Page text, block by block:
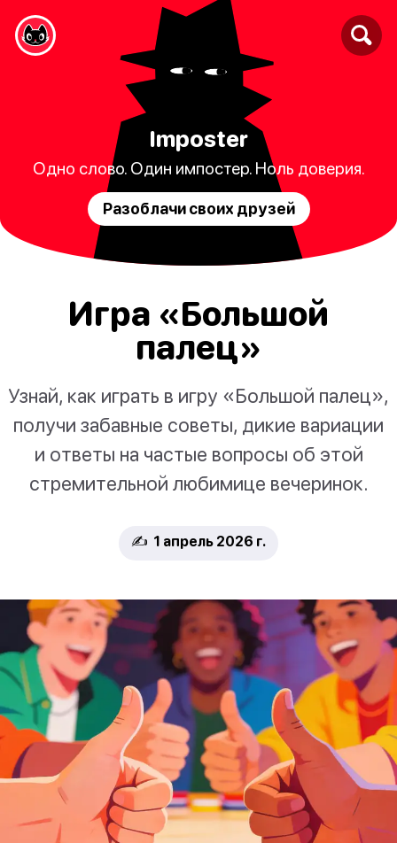
Imposter
Одно слово. Один импостер. Ноль доверия.
Разоблачи своих друзей
Игра «Большой
палец»
Узнай, как играть в игру «Большой палец»,
получи забавные советы, дикие вариации
и ответы на частые вопросы об этой
стремительной любимице вечеринок.
✍️ 1 апрель 2026 г.